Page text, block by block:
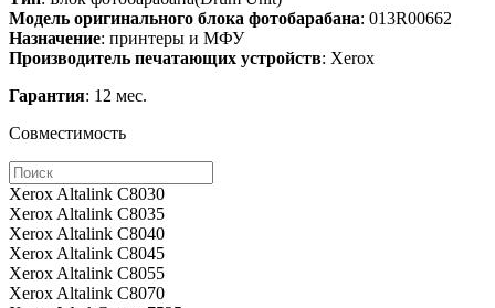
Модель оригинального блока фотобарабана: 013R00662
Назначение: принтеры и МФУ
Производитель печатающих устройств: Xerox
Гарантия: 12 мес.
Совместимость
Xerox Altalink C8030
Xerox Altalink C8035
Xerox Altalink C8040
Xerox Altalink C8045
Xerox Altalink C8055
Xerox Altalink C8070